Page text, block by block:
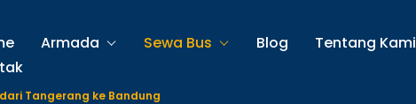
Armada Sewa Bus Blog
Tentang Kami
Tangerang ke Bandung